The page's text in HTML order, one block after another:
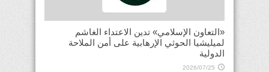
«التعاون الإسلامي» تدين الاعتداء الغاشم
لميليشيا الحوثي الإرهابية على أمن الملاحة
الدولية
2026/07/25